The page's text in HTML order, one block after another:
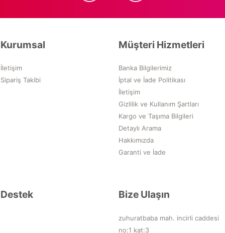
Kurumsal
İletişim
Sipariş Takibi
Müşteri Hizmetleri
Banka Bilgilerimiz
İptal ve İade Politikası
İletişim
Gizlilik ve Kullanım Şartları
Kargo ve Taşıma Bilgileri
Detaylı Arama
Hakkımızda
Garanti ve İade
Destek Bize Ulaşın
zuhuratbaba mah. incirli caddesi
no:1 kat:3